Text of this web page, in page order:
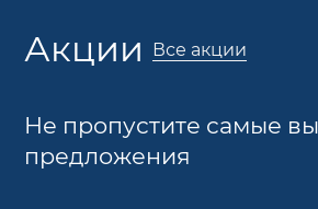
Акции Все акции
Не пропустите самые
предложения